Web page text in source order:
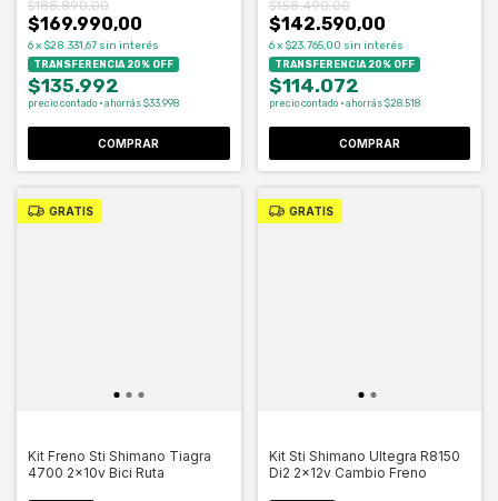
$169.990,00
$188.890,00
6x $28.331,67 sin interés
TRANSFERENCIA 20% OFF
$135.992
precio contado · ahorrás $33.998
$142.590,00
$158.490,00
6 x $23.765,00 sin interés
TRANSFERENCIA 20% OFF
$114.072
precio contado · ahorrás $28.518
COMPRAR
GRATIS
Kit Freno Sti Shimano Tiagra
4700 2x10v Bici Ruta
GRATIS
Kit Sti Shimano Ultegra R8150
Di2 2x12v Cambio Freno